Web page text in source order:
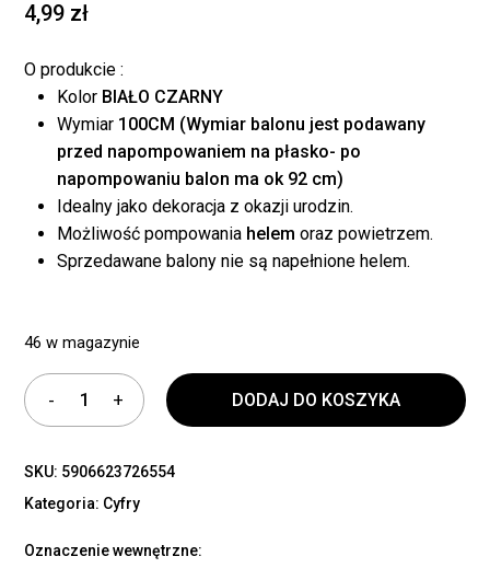
4,99 zł
O produkcie :
Kolor BIAŁO CZARNY
Wymiar 100CM (Wymiar balonu jest podawany
przed napompowaniem na płasko- po
napompowaniu balon ma ok 92 cm)
Idealny jako dekoracja z okazji urodzin.
Możliwość pompowania helem oraz powietrzem.
Sprzedawane balony nie są napełnione helem.
46 w magazynie
DODAJ DO KOSZYKA
SKU: 5906623726554
Kategoria: Cyfry
Oznaczenie wewnętrzne: